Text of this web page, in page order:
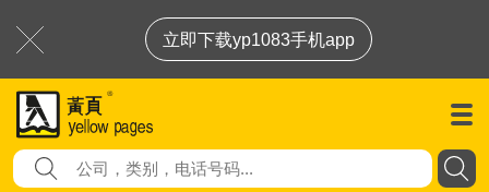
立即下载yp1083手机app